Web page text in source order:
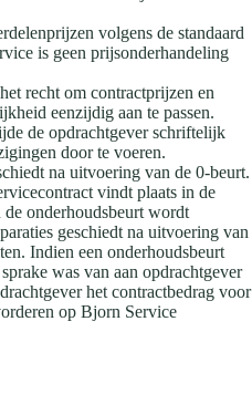
volgens de standaard
is geen prijsonderhandeling
recht om contractprijzen en
eenzijdig aan te passen.
de opdrachtgever schriftelijk
door te voeren.
na uitvoering van de 0-beurt.
vindt plaats in de
onderhoudsbeurt wordt
geschiedt na uitvoering van
Indien een onderhoudsbeurt
was van aan opdrachtgever
het contractbedrag voor
op Bjorn Service